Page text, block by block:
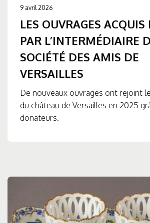
9 avril 2026
LES OUVRAGES ACQUIS
PAR L’INTERMÉDIAIRE
SOCIÉTÉ DES AMIS DE
VERSAILLES
De nouveaux ouvrages ont rejoint
du château de Versailles en 2025
donateurs.